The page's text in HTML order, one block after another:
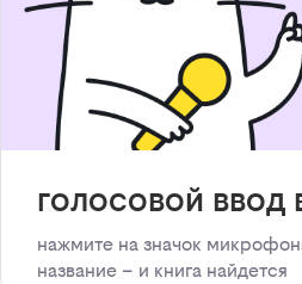
голосовой ввод
нажмите на значок
название – и книга найдется